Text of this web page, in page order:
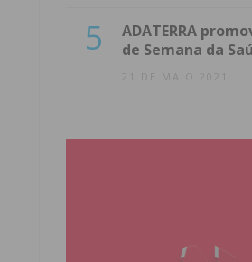
5
ADATERRA
de Semana da
21 DE MAIO 2021